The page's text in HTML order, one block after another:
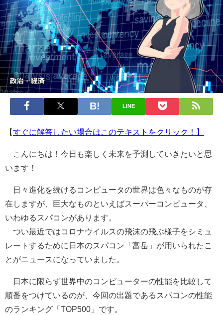
LINE
【すぐに解答したい場合はこのテキストをクリック！】
こんにちは！今日も楽しく未来を予測していきたいと思
います！
日々進化を続けるコンピュータの世界は色々なものが存
在しますが、巨大なものといえばスーパーコンピュータ、
いわゆるスパコンがあります。
つい最近ではコロナウイルスの飛沫の飛ぶ様子をシミュ
レートするために日本のスパコン「富岳」が用いられたこ
とがニュースになっていました。
日本に限らず世界中のコンピューターの性能を比較して
順番をつけているのが、今回の出題であるスパコンの性能
のランキング「TOP500」です。